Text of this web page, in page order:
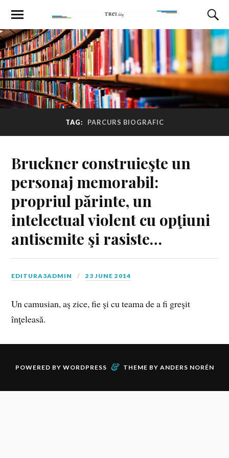
TAG: PARCURS BIOGRAFIC
Bruckner construieşte un
personaj memorabil:
propriul părinte, un
intelectual violent cu opţiuni
antisemite şi rasiste…
EDITURA3ADMIN 23 JUNE 2014
Un camusian, aş zice, fie şi cu teama de a fi greşit
înţeleasă.
POWERED BY WORDPRESS & THEME BY ANDERS NORÉN